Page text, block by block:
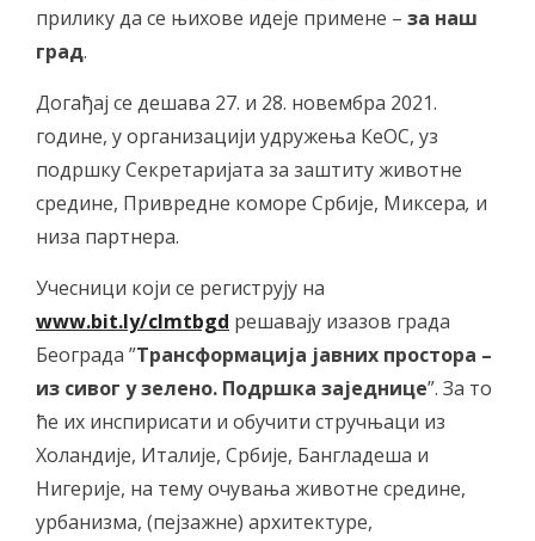
прилику да се њихове идеје примене – за наш
град.
Догађај се дешава 27. и 28. новембра 2021.
године, у организацији удружења КеОС, уз
подршку Секретаријата за заштиту животне
средине, Привредне коморе Србије, Миксера, и
низа партнера.
Учесници који се региструју на
www.bit.ly/clmtbgd решавају изазов града
Београда ”Трансформација јавних простора –
из сивог у зелено. Подршка заједнице”. За то
ће их инспирисати и обучити стручњаци из
Холандије, Италије, Србије, Бангладеша и
Нигерије, на тему очувања животне средине,
урбанизма, (пејзажне) архитектуре,